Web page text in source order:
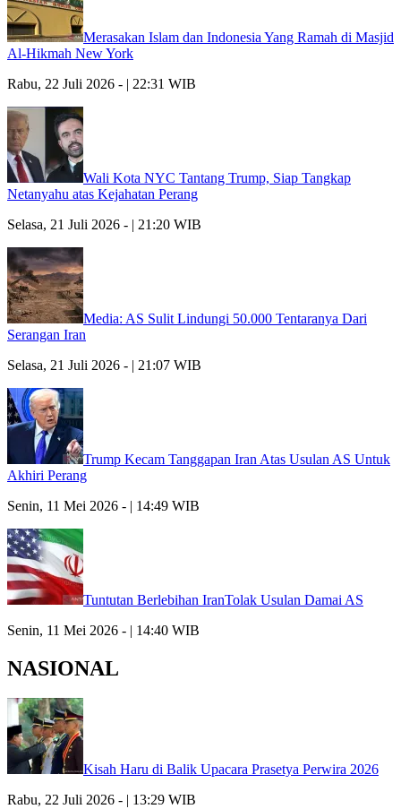
Merasakan Islam dan Indonesia Yang Ramah di Masjid
Al-Hikmah New York
Rabu, 22 Juli 2026 - | 22:31 WIB
Wali Kota NYC Tantang Trump, Siap Tangkap
Netanyahu atas Kejahatan Perang
Selasa, 21 Juli 2026 - | 21:20 WIB
Media: AS Sulit Lindungi 50.000 Tentaranya Dari
Serangan Iran
Selasa, 21 Juli 2026 - | 21:07 WIB
Trump Kecam Tanggapan Iran Atas Usulan AS Untuk
Akhiri Perang
Senin, 11 Mei 2026 - | 14:49 WIB
Tuntutan Berlebihan IranTolak Usulan Damai AS
Senin, 11 Mei 2026 - | 14:40 WIB
NASIONAL
Kisah Haru di Balik Upacara Prasetya Perwira 2026
Rabu, 22 Juli 2026 - | 13:29 WIB